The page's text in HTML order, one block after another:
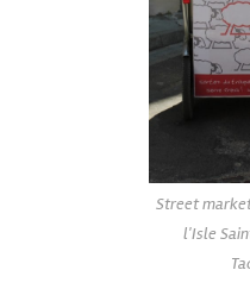
Street
l'Isle